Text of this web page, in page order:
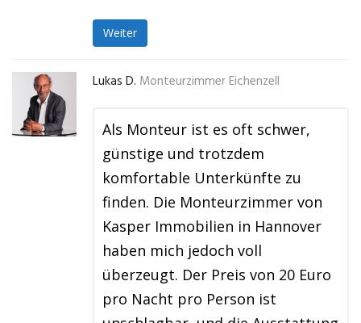
Weiter
Lukas D. Monteurzimmer Eichenzell
Als Monteur ist es oft schwer,
günstige und trotzdem
komfortable Unterkünfte zu
finden. Die Monteurzimmer von
Kasper Immobilien in Hannover
haben mich jedoch voll
überzeugt. Der Preis von 20 Euro
pro Nacht pro Person ist